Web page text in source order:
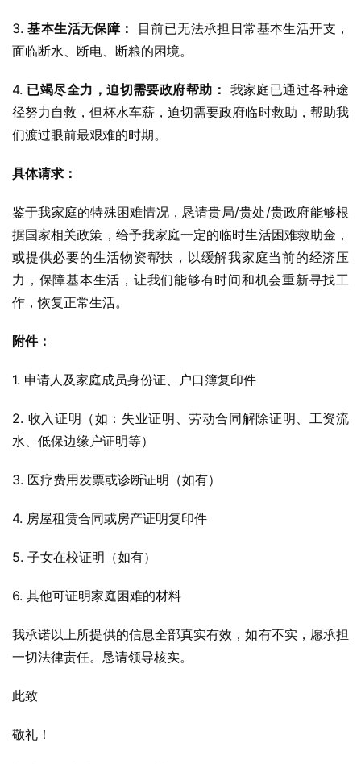
3. 基本生活无保障：
目前已无法承担日常基本生活开支，
面临断水、断电、断粮的困境。
4. 已竭尽全力，迫切需要政府帮助： 我家庭已通过各种途
径努力自救，但杯水车薪，迫切需要政府临时救助，帮助我
们渡过眼前最艰难的时期。
具体请求：
鉴于我家庭的特殊困难情况，恳请贵局/贵处/贵政府能够根
据国家相关政策，给予我家庭一定的临时生活困难救助金，
或提供必要的生活物资帮扶，以缓解我家庭当前的经济压
力，保障基本生活，让我们能够有时间和机会重新寻找工
作，恢复正常生活。
附件：
1. 申请人及家庭成员身份证、户口簿复印件
2. 收入证明（如：失业证明、劳动合同解除证明、工资流
水、低保边缘户证明等）
3. 医疗费用发票或诊断证明（如有）
4. 房屋租赁合同或房产证明复印件
5. 子女在校证明（如有）
6. 其他可证明家庭困难的材料
我承诺以上所提供的信息全部真实有效，如有不实，愿承担
一切法律责任。恳请领导核实。
此致
敬礼！